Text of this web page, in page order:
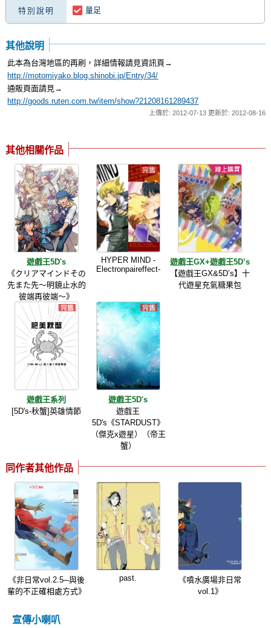
特別說明 量足
其他說明
此本為台灣地區的再刷，詳細情報請見資訊頁→
http://motomiyako.blog.shinobi.jp/Entry/34/
通販頁面請見→
http://goods.ruten.com.tw/item/show?21208161289437
上傳於: 2012-07-13 更新於: 2012-08-16
其他相關作品
遊戲王5D's
《クリアマインドその
先また先～明鏡止水的
彼端再彼端～》
HYPER MIND -
Electronpaireffect-
遊戲王GX+遊戲王5D’s
【遊戲王GX&5D’s】十
代遊星充氣糖果包
遊戲王系列
[5D's-秋蟹]英雄情節
遊戲王5D's
遊戲王
5D's《STARDUST》
（傑克x遊星）（帝王
蟹）
同作者其他作品
《非日常vol.2.5─與後
輩的不正確相處方式》
past.
《噴水廣場非日常
vol.1》
宣傳小喇叭